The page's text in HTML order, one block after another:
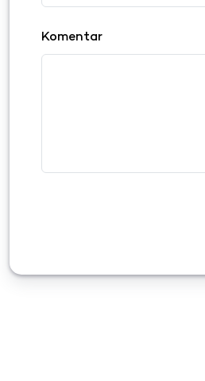
Komentar